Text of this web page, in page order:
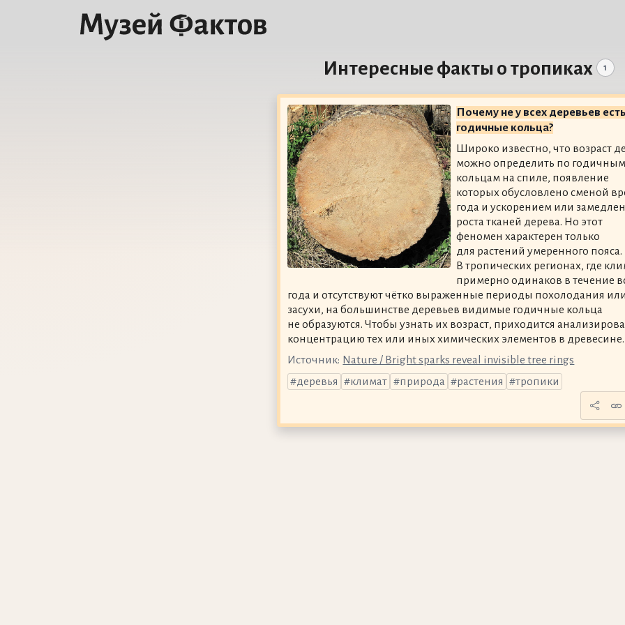
Интересные факты о тропиках 1
Почему не у всех деревьев
годичные кольца?
Широко известно, что возраст
можно определить по годичным
кольцам на спиле, появление
которых обусловлено сменой
года и ускорением или
роста тканей дерева. Но этот
феномен характерен только
для растений умеренного пояса.
В тропических регионах, где
примерно одинаков в течение
года и отсутствуют чётко выраженные периоды похолодания
засухи, на большинстве деревьев видимые годичные кольца
не образуются. Чтобы узнать их возраст, приходится
концентрацию тех или иных химических элементов в древесине.
Источник: Nature / Bright sparks reveal invisible tree rings
деревья
климат природа растения тропики